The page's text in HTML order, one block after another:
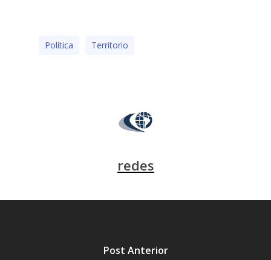
Polí­tica Territorio
redes
Post Anterior